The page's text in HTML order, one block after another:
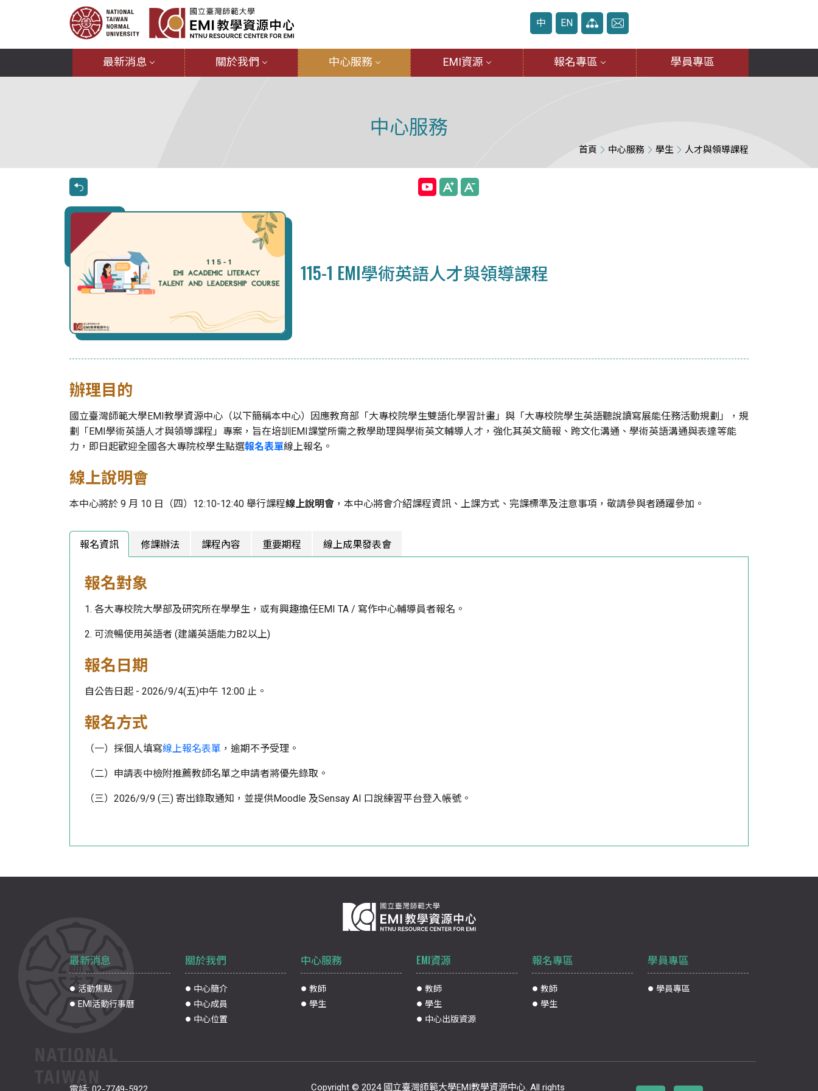
中 EN
最新消息 關於我們 中心服務 EMI資源 報名專區 學員專區
中心服務
首頁 中心服務 學生 人才與領導課程
115-1 EMI學術英語人才與領導課程
辦理目的
國立臺灣師範大學EMI教學資源中心（以下簡稱本中心）因應教育部「大專校院學生雙語化學習計畫」與「大專校院學生英語聽說讀寫展能任務活動規劃」，規
劃「EMI學術英語人才與領導課程」專案，旨在培訓EMI課堂所需之教學助理與學術英文輔導人才，強化其英文簡報、跨文化溝通、學術英語溝通與表達等能
力，即日起歡迎全國各大專院校學生點選報名表單線上報名。
線上說明會
本中心將於 9 月 10 日（四）12:10-12:40 舉行課程線上說明會 ，本中心將會介紹課程資訊、上課方式、完課標準及注意事項，敬請參與者踴躍參加。
報名資訊 修課辦法 課程內容 重要期程 線上成果發表會
報名對象
1. 各大專校院大學部及研究所在學學生，或有興趣擔任EMI TA / 寫作中心輔導員者報名。
2. 可流暢使用英語者 (建議英語能力B2以上)
報名日期
自公告日起 - 2026/9/4(五)中午 12:00 止。
報名方式
（一）採個人填寫線上報名表單 ，逾期不予受理。
（二）申請表中檢附推薦教師名單之申請者將優先錄取。
（三）2026/9/9 (三) 寄出錄取通知，並提供Moodle 及Sensay AI 口說練習平台登入帳號。
最新消息
活動焦點
EMI活動行事曆
關於我們
中心簡介
中心成員
中心位置
中心服務
教師
學生
EMI資源
教師
學生
中心出版資源
報名專區
教師
學生
學員專區
學員專區
Copyright © 2024 國立臺灣師範大學EMI教學資源中心. All rights